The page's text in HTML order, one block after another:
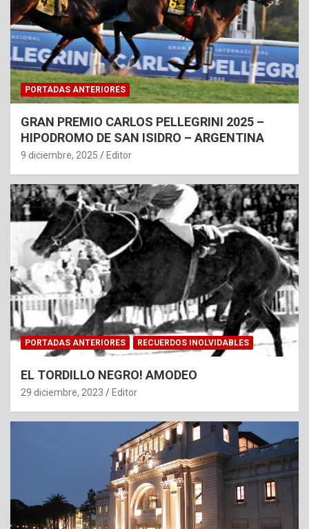
PORTADAS ANTERIORES
GRAN PREMIO CARLOS PELLEGRINI 2025 –
HIPODROMO DE SAN ISIDRO – ARGENTINA
9 diciembre, 2025 Editor
PORTADAS ANTERIORES RECUERDOS INOLVIDABLES
EL TORDILLO NEGRO! AMODEO
29 diciembre, 2023 Editor